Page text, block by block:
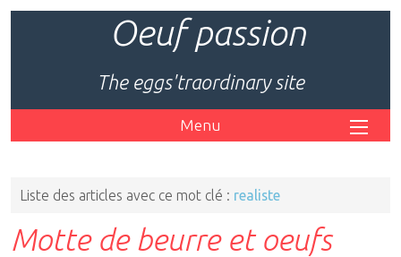
Oeuf passion
The eggs'traordinary site
Menu
Liste des articles avec ce mot clé : realiste
Motte de beurre et oeufs